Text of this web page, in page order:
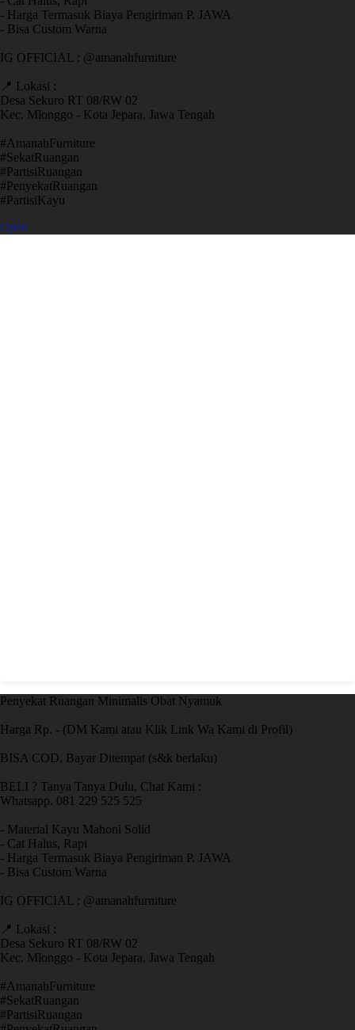
- Harga Termasuk Biaya Pengiriman P. JAWA
- Bisa Custom Warna
IG OFFICIAL : @amanahfurniture
📍 Lokasi :
Desa Sekuro RT 08/RW 02
Kec. Mlonggo - Kota Jepara, Jawa Tengah
​#AmanahFurniture
​#SekatRuangan
​#PartisiRuangan
​#PenyekatRuangan
​#PartisiKayu
Open
Penyekat Ruangan Minimalis Obat Nyamuk
Harga Rp. - (DM Kami atau Klik Link Wa Kami di Profil)
BISA COD, Bayar Ditempat (s&k berlaku)
BELI ? Tanya Tanya Dulu, Chat Kami :
Whatsapp. 081 229 525 525
- Material Kayu Mahoni Solid
- Cat Halus, Rapi
- Harga Termasuk Biaya Pengiriman P. JAWA
- Bisa Custom Warna
IG OFFICIAL : @amanahfurniture
📍 Lokasi :
Desa Sekuro RT 08/RW 02
Kec. Mlonggo - Kota Jepara, Jawa Tengah
​#AmanahFurniture
​#SekatRuangan
​#PartisiRuangan